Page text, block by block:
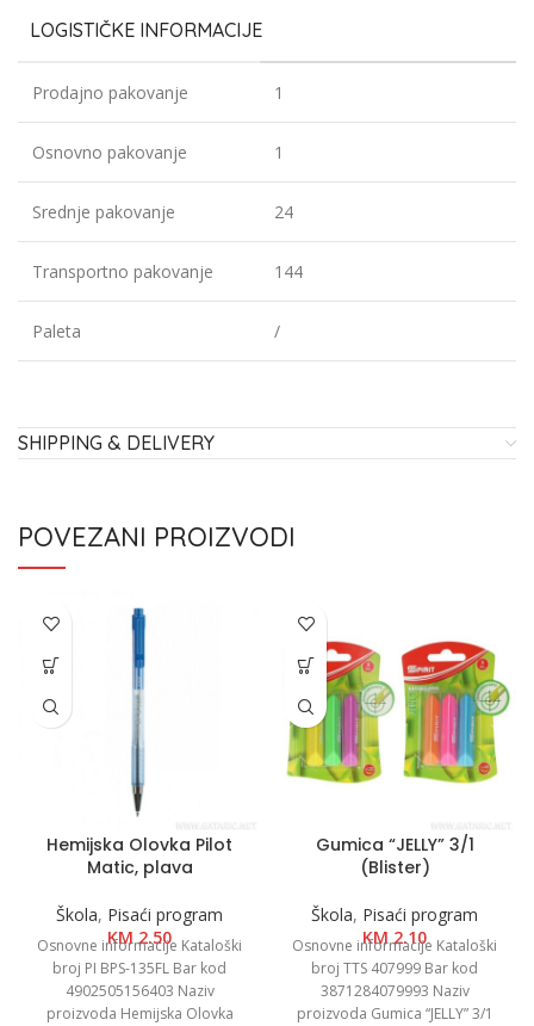
LOGISTIČKE INFORMACIJE
Prodajno pakovanje 1
Osnovno pakovanje 1
Srednje pakovanje 24
Transportno pakovanje 144
Paleta /
SHIPPING & DELIVERY
POVEZANI PROIZVODI
Hemijska Olovka Pilot
Matic, plava
Škola, Pisaći program
KM2.50
Osnovne informacije Kataloški
broj PI BPS-135FL Bar kod
4902505156403 Naziv
proizvoda Hemijska Olovka
Gumica “JELLY” 3/1
(Blister)
Škola, Pisaći program
KM2.10
Osnovne informacije Kataloški
broj TTS 407999 Bar kod
3871284079993 Naziv
proizvoda Gumica “JELLY” 3/1